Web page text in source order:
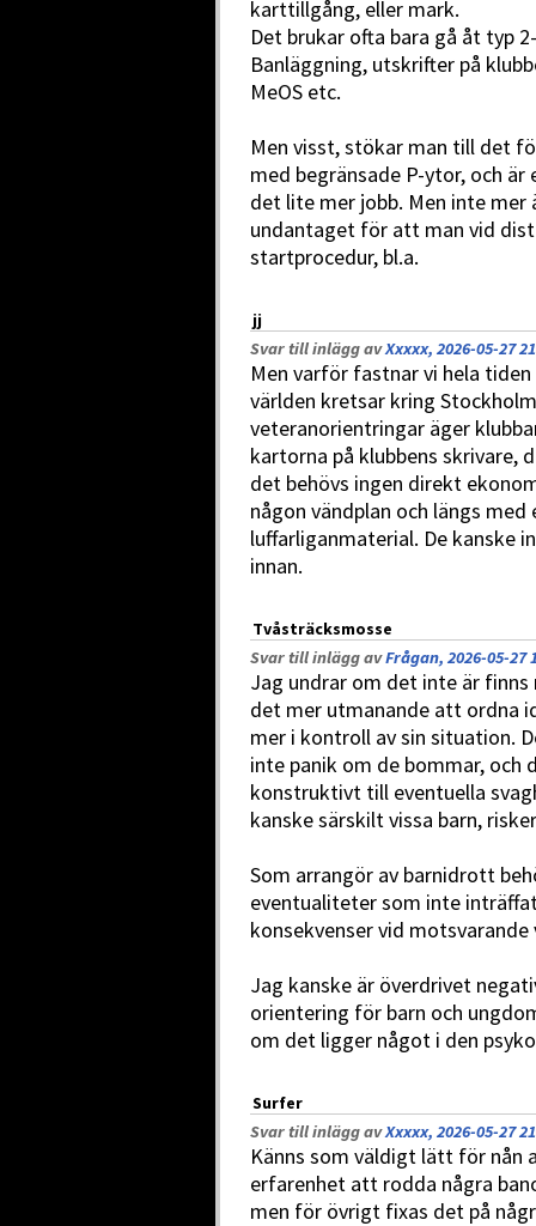
karttillgång, eller mark.
Det brukar ofta bara gå åt typ
Banläggning, utskrifter på
MeOS etc.
Men visst, stökar man till det
med begränsade P-ytor, och
det lite mer jobb. Men inte
undantaget för att man vid
startprocedur, bl.a.
jj
Svar till inlägg avXxxxx, 2026-05-27
Men varför fastnar vi hela
världen kretsar kring
veteranorientringar äger
kartorna på klubbens skrivare,
det behövs ingen direkt
någon vändplan och längs med
luffarliganmaterial. De kanske
innan.
Tvåsträcksmosse
Svar till inlägg avFrågan, 2026-05-27
Jag undrar om det inte är
det mer utmanande att ordna
mer i kontroll av sin situation.
inte panik om de bommar, och
konstruktivt till eventuella
kanske särskilt vissa barn,
Som arrangör av barnidrott
eventualiteter som inte
konsekvenser vid
Jag kanske är överdrivet
orientering för barn och
om det ligger något i den
Surfer
Svar till inlägg avXxxxx, 2026-05-27
Känns som väldigt lätt för nån
erfarenhet att rodda några
men för övrigt fixas det på